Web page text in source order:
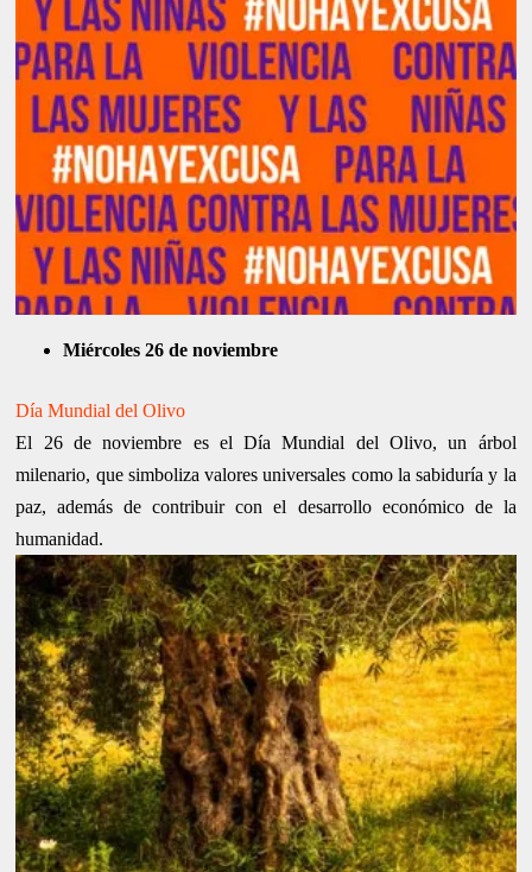
Miércoles 26 de noviembre
Día Mundial del Olivo
El 26 de noviembre es el Día Mundial del Olivo, un árbol
milenario, que simboliza valores universales como la sabiduría y la
paz, además de contribuir con el desarrollo económico de la
humanidad.